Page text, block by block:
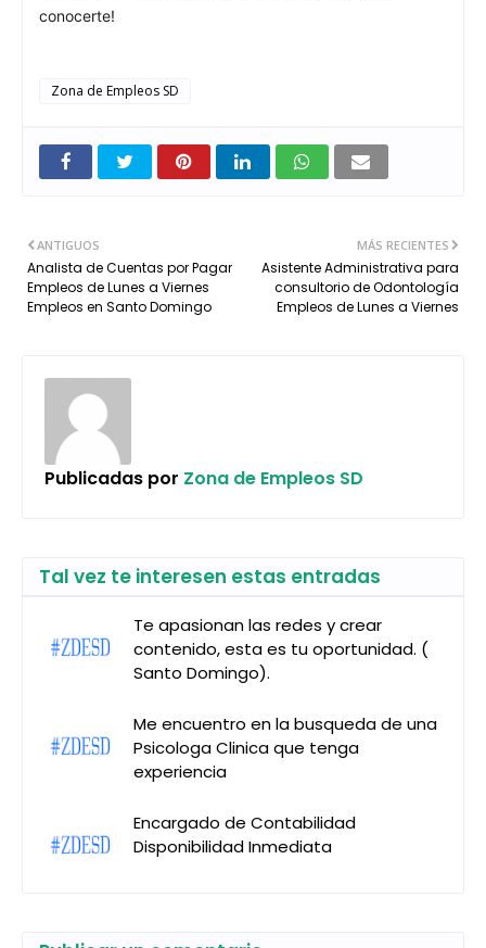
conocerte!
Zona de Empleos SD
MÁS RECIENTES
Asistente Administrativa para
consultorio de Odontología
Empleos de Lunes a Viernes
ANTIGUOS
Analista de Cuentas por Pagar
Empleos de Lunes a Viernes
Empleos en Santo Domingo
Publicadas por Zona de Empleos SD
Tal vez te interesen estas entradas
Te apasionan las redes y crear
contenido, esta es tu oportunidad. (
Santo Domingo).
Me encuentro en la busqueda de una
Psicologa Clinica que tenga
experiencia
Encargado de Contabilidad
Disponibilidad Inmediata